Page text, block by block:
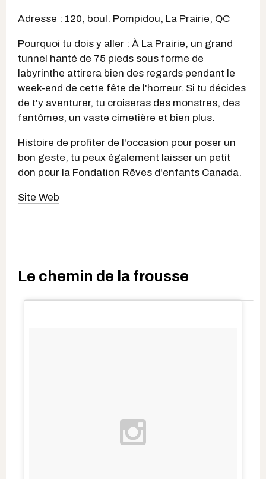
Adresse : 120, boul. Pompidou, La Prairie, QC
Pourquoi tu dois y aller : À La Prairie, un grand
tunnel hanté de 75 pieds sous forme de
labyrinthe attirera bien des regards pendant le
week-end de cette fête de l'horreur. Si tu décides
de t'y aventurer, tu croiseras des monstres, des
fantômes, un vaste cimetière et bien plus.
Histoire de profiter de l'occasion pour poser un
bon geste, tu peux également laisser un petit
don pour la Fondation Rêves d'enfants Canada.
Site Web
Le chemin de la frousse